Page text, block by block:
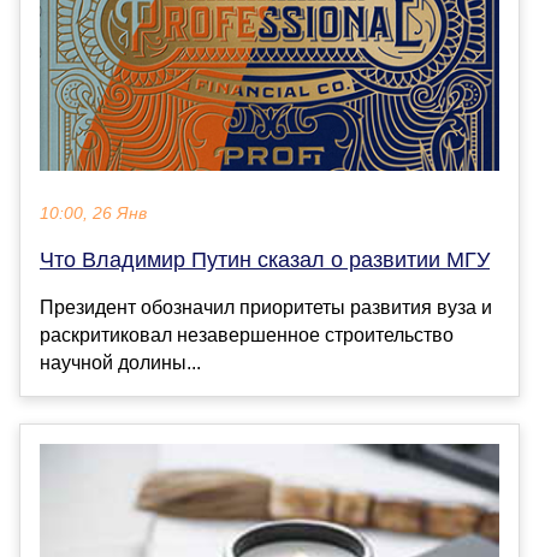
10:00, 26 Янв
Что Владимир Путин сказал о развитии МГУ
Президент обозначил приоритеты развития вуза и
раскритиковал незавершенное строительство
научной долины...